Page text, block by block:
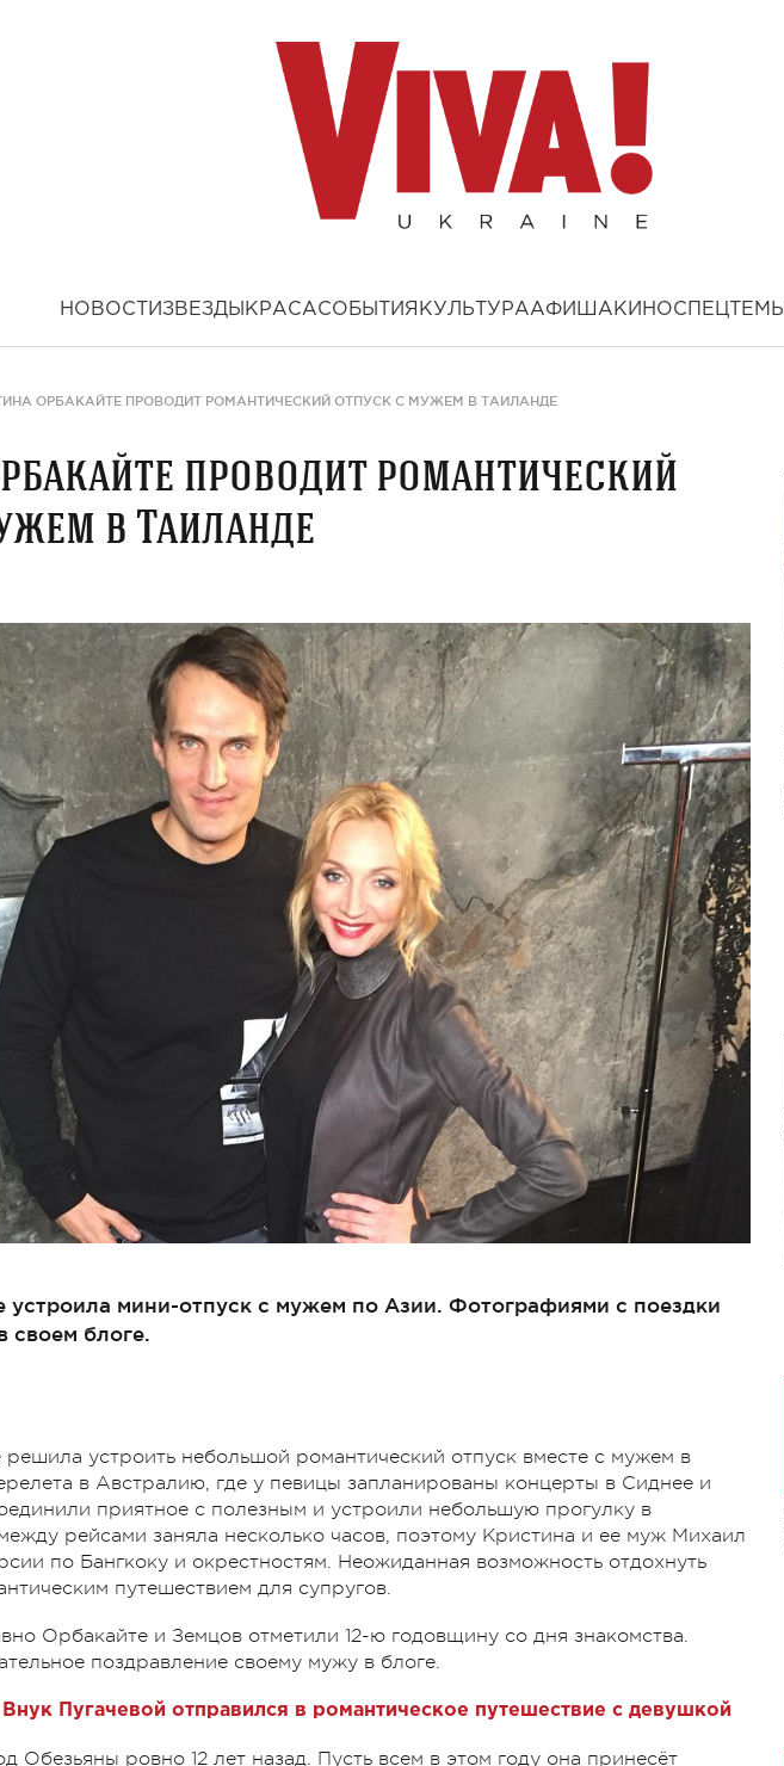
НОВОСТИ ЗВЕЗДЫ КРАСАСОБЫТИЯ КУЛЬТУРААФИША КИНОСПЕЦТЕМЫ
ОРБАКАЙТЕ ПРОВОДИТ РОМАНТИЧЕСКИЙ ОТПУСК С МУЖЕМ В ТАИЛАНДЕ
проводит романтический
в Таиланде
устроила мини-отпуск с мужем по Азии. Фотографиями с поездки
своем блоге.
устроить небольшой романтический отпуск вместе с мужем в
в Австралию, где у певицы запланированы концерты в Сиднее и
приятное с полезным и устроили небольшую прогулку в
рейсами заняла несколько часов, поэтому Кристина и ее муж Михаил
по Бангкоку и окрестностям. Неожиданная возможность отдохнуть
путешествием для супругов.
Орбакайте и Земцов отметили 12-ю годовщину со дня знакомства.
поздравление своему мужу в блоге.
Внук Пугачевой отправился в романтическое путешествие с девушкой
Обезьяны ровно 12 лет назад. Пусть всем в этом году она принесёт